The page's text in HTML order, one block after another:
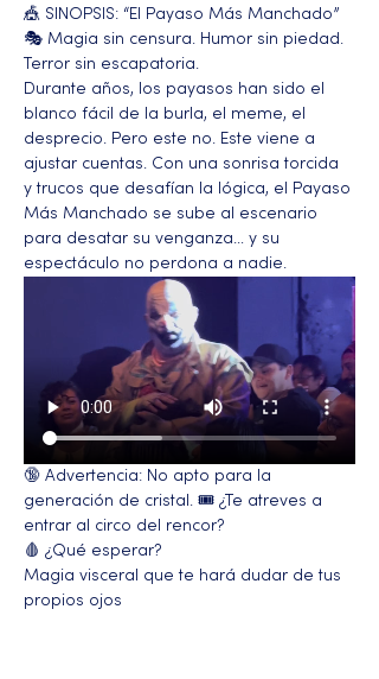
🎪 SINOPSIS: “El Payaso Más Manchado”
🎭 Magia sin censura. Humor sin piedad.
Terror sin escapatoria.
Durante años, los payasos han sido el
blanco fácil de la burla, el meme, el
desprecio. Pero este no. Este viene a
ajustar cuentas. Con una sonrisa torcida
y trucos que desafían la lógica, el Payaso
Más Manchado se sube al escenario
para desatar su venganza… y su
espectáculo no perdona a nadie.
🔞 Advertencia: No apto para la
generación de cristal. 🎟️ ¿Te atreves a
entrar al circo del rencor?
🩸 ¿Qué esperar?
Magia visceral que te hará dudar de tus
propios ojos